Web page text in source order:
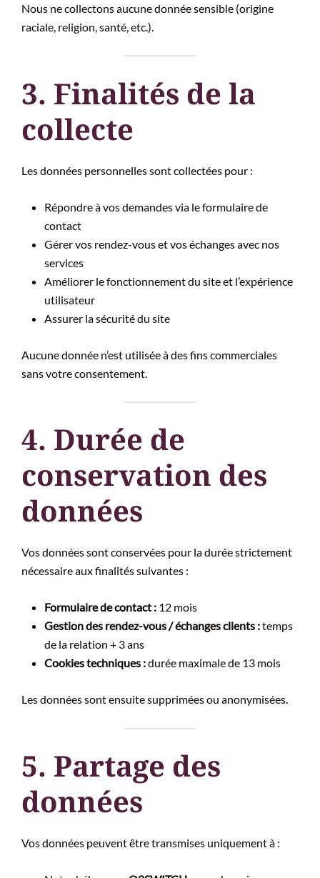
Nous ne collectons aucune donnée sensible (origine
raciale, religion, santé, etc.).
3. Finalités de la
collecte
Les données personnelles sont collectées pour :
Répondre à vos demandes via le formulaire de
contact
Gérer vos rendez-vous et vos échanges avec nos
services
Améliorer le fonctionnement du site et l’expérience
utilisateur
Assurer la sécurité du site
Aucune donnée n’est utilisée à des fins commerciales
sans votre consentement.
4. Durée de
conservation des
données
Vos données sont conservées pour la durée strictement
nécessaire aux finalités suivantes :
Formulaire de contact : 12 mois
Gestion des rendez-vous / échanges clients :temps
de la relation + 3 ans
Cookies techniques :durée maximale de 13 mois
Les données sont ensuite supprimées ou anonymisées.
5. Partage des
données
Vos données peuvent être transmises uniquement à :